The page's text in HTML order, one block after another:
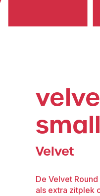
small
Velvet
De Velvet
als extra zitplek